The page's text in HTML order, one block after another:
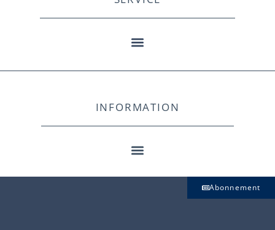
INFORMATION
Abonnement